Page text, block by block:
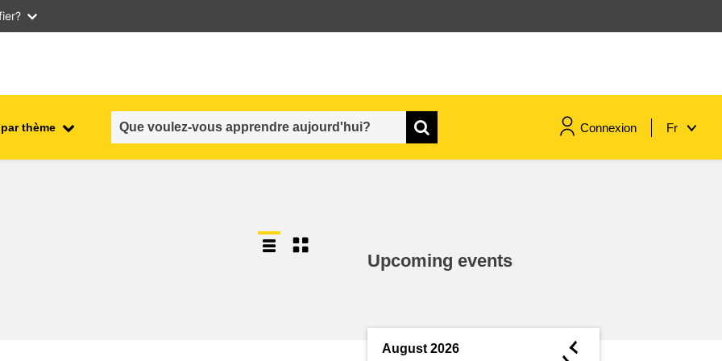
thème Connexion Fr
salubrité et sécurité alimentaire
connaissances
Upcoming events
August 2026 ◄